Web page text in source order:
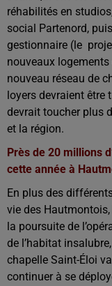
réhabilités en
social Partenord,
gestionnaire (le
nouveaux
nouveau réseau de
loyers devraient être
devrait toucher plus
et la région.
Près de 20 millions
cette année à
En plus des
vie des
la poursuite de
de l’habitat
chapelle Saint-Éloi
continuer à se